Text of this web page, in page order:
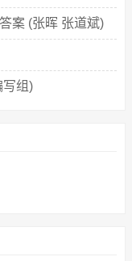
案 (张晖 张道斌)
写组)